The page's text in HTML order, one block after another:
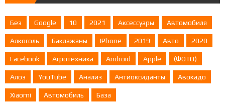
Без Google 10 2021 Аксессуары Автомобиля
Алкоголь Баклажаны IPhone 2019 Авто 2020
Facebook Агротехника Android Apple (ФОТО)
Алоэ YouTube Анализ Антиоксиданты Авокадо
Xiaomi Автомобиль База